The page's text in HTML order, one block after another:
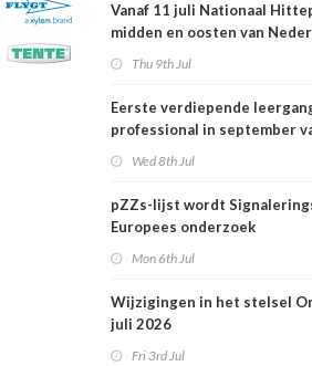
Vanaf 11 juli Nationaal
midden en oosten van
Thu 9th Jul
Eerste verdiepende
professional in september
Wed 8th Jul
pZZs-lijst wordt
Europees onderzoek
Mon 6th Jul
Wijzigingen in het stelsel
juli 2026
Fri 3rd Jul